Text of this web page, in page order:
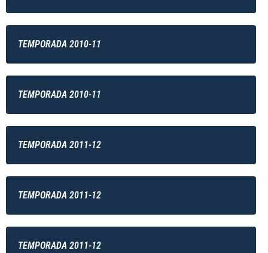
TEMPORADA 2010-11
TEMPORADA 2010-11
TEMPORADA 2011-12
TEMPORADA 2011-12
TEMPORADA 2011-12